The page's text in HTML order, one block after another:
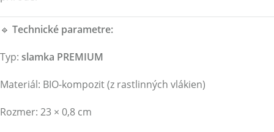
🔹 Technické parametre:
Typ: slamka PREMIUM
Materiál: BIO-kompozit (z rastlinných vlákien)
Rozmer: 23 × 0,8 cm